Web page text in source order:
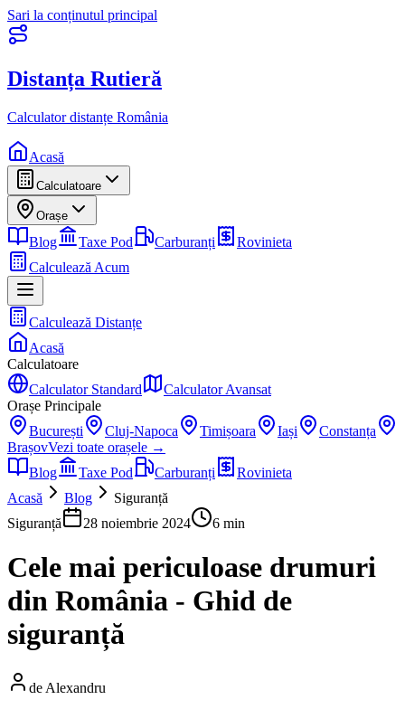
Sari la conținutul principal
Distanța Rutieră
Calculator distanțe România
Acasă
Calculatoare
Orașe
Blog Taxe Pod Carburanți
Rovinieta
Calculează Acum
Calculează Distanțe
Acasă
Calculatoare
Calculator Standard
Calculator Avansat
Orașe Principale
București
Cluj-Napoca Timișoara Iași
Constanța
BrașovVezi toate orașele →
Blog
Taxe Pod Carburanți
Rovinieta
Acasă
Blog
Siguranță
Siguranță
28 noiembrie 2024 6 min
Cele mai periculoase drumuri
din România - Ghid de
siguranță
de Alexandru